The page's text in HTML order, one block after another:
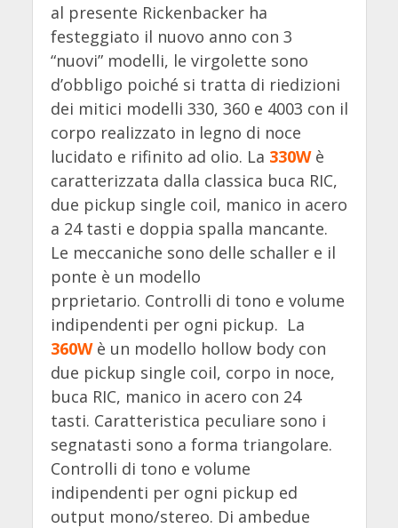
al presente Rickenbacker ha
festeggiato il nuovo anno con 3
“nuovi” modelli, le virgolette sono
d’obbligo poiché si tratta di riedizioni
dei mitici modelli 330, 360 e 4003 con il
corpo realizzato in legno di noce
lucidato e rifinito ad olio. La 330Wè
caratterizzata dalla classica buca RIC,
due pickup single coil, manico in acero
a 24 tasti e doppia spalla mancante.
Le meccaniche sono delle schaller e il
ponte è un modello
prprietario. Controlli di tono e volume
indipendenti per ogni pickup. La
360Wè un modello hollow body con
due pickup single coil, corpo in noce,
buca RIC, manico in acero con 24
tasti. Caratteristica peculiare sono i
segnatasti sono a forma triangolare.
Controlli di tono e volume
indipendenti per ogni pickup ed
output mono/stereo. Di ambedue